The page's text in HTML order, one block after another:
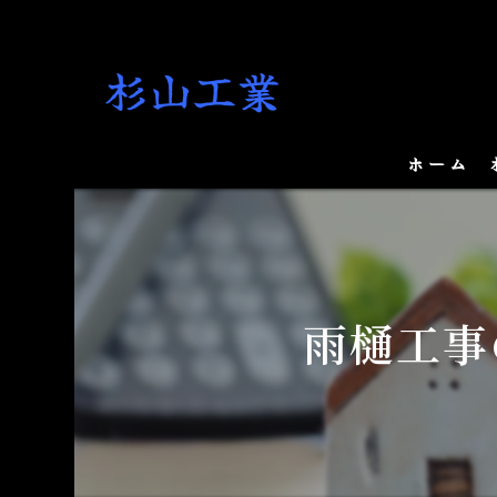
ホーム
雨樋工